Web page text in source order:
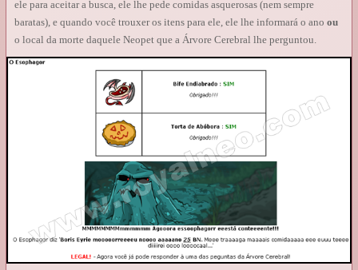
ele para aceitar a busca, ele lhe pede comidas asquerosas (nem sempre
baratas), e quando você trouxer os itens para ele, ele lhe informará o ano ou
o local da morte daquele Neopet que a Árvore Cerebral lhe perguntou.